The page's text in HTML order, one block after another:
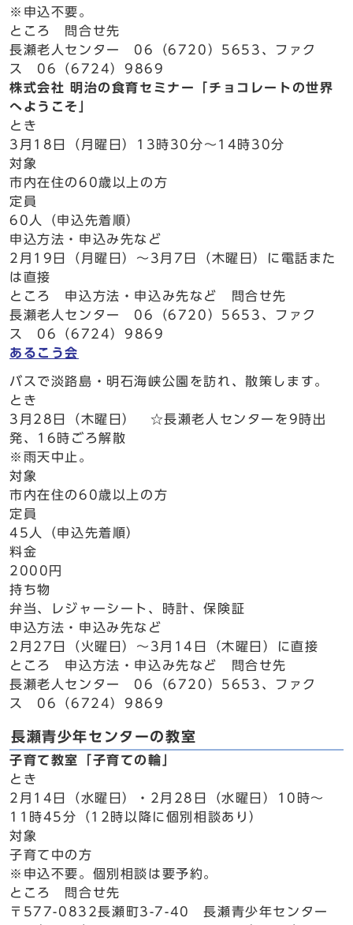
※申込不要。
ところ 問合せ先
長瀬老人センター 06（6720）5653、ファク
ス 06（6724）9869
株式会社 明治の食育セミナー「チョコレートの世界
へようこそ」
とき
3月18日（月曜日）13時30分～14時30分
対象
市内在住の60歳以上の方
定員
60人（申込先着順）
申込方法・申込み先など
2月19日（月曜日）～3月7日（木曜日）に電話また
は直接
ところ 申込方法・申込み先など 問合せ先
長瀬老人センター 06（6720）5653、ファク
ス 06（6724）9869
あるこう会
バスで淡路島・明石海峡公園を訪れ、散策します。
とき
3月28日（木曜日） ☆長瀬老人センターを9時出
発、16時ごろ解散
※雨天中止。
対象
市内在住の60歳以上の方
定員
45人（申込先着順）
料金
2000円
持ち物
弁当、レジャーシート、時計、保険証
申込方法・申込み先など
2月27日（火曜日）～3月14日（木曜日）に直接
ところ 申込方法・申込み先など 問合せ先
長瀬老人センター 06（6720）5653、ファク
ス 06（6724）9869
長瀬青少年センターの教室
子育て教室「子育ての輪」
とき
2月14日（水曜日）・2月28日（水曜日）10時～
11時45分（12時以降に個別相談あり）
対象
子育て中の方
※申込不要。個別相談は要予約。
ところ 問合せ先
〒577-0832長瀬町3-7-40 長瀬青少年センター